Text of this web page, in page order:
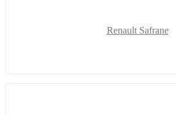
Renault Safrane